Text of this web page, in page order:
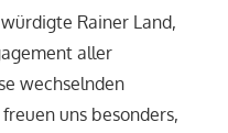
Rainer Land,
aller
wechselnden
uns besonders,